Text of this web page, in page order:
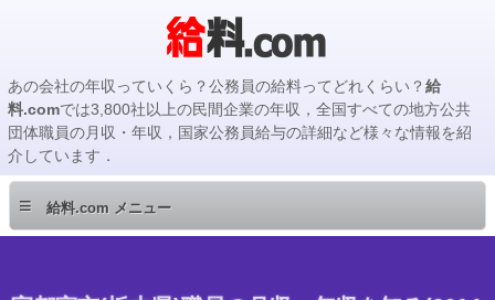
あの会社の年収っていくら？公務員の給料ってどれくらい？給
料.comでは3,800社以上の民間企業の年収，全国すべての地方公共
団体職員の月収・年収，国家公務員給与の詳細など様々な情報を紹
介しています．
≡ 給料.com メニュー